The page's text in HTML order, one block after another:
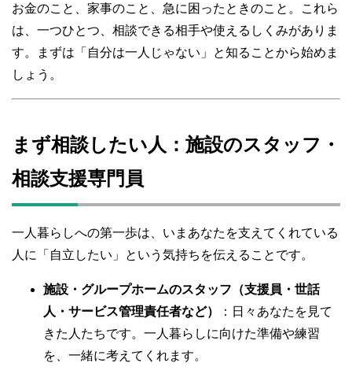
お金のこと、家事のこと、急に困ったときのこと。これら
は、一つひとつ、相談できる相手や使えるしくみがありま
す。まずは「自分は一人じゃない」と知ることから始めま
しょう。
まず相談したい人：施設のスタッフ・
相談支援専門員
一人暮らしへの第一歩は、いまあなたを支えてくれている
人に「自立したい」という気持ちを伝えることです。
施設・グループホームのスタッフ（支援員・世話
人・サービス管理責任者など）
：日々あなたを見て
きた人たちです。一人暮らしに向けた準備や練習
を、一緒に考えてくれます。